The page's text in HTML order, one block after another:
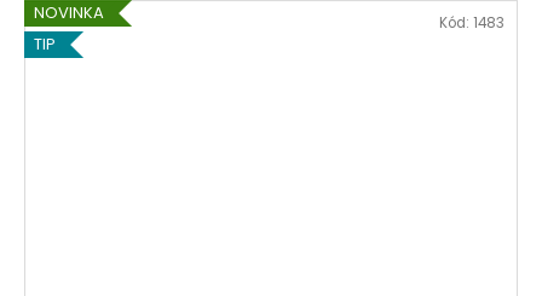
NOVINKA
TIP
Kód: 1483